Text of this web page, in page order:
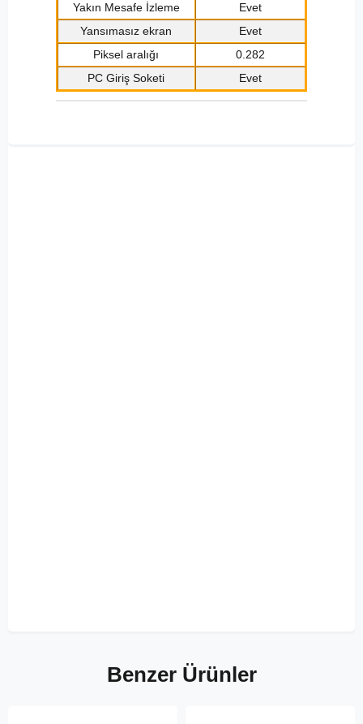
Yakın Mesafe İzleme
Evet
Yansımasız ekran
Evet
Piksel aralığı
0.282
PC Giriş Soketi
Evet
Benzer Ürünler